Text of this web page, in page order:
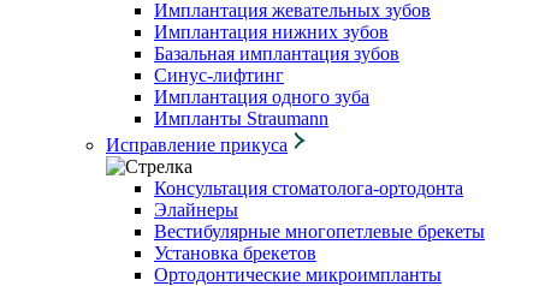
Имплантация жевательных зубов
Имплантация нижних зубов
Базальная имплантация зубов
Синус-лифтинг
Имплантация одного зуба
Импланты Straumann
Исправление прикуса
Консультация стоматолога-ортодонта
Элайнеры
Вестибулярные многопетлевые брекеты
Установка брекетов
Ортодонтические микроимпланты